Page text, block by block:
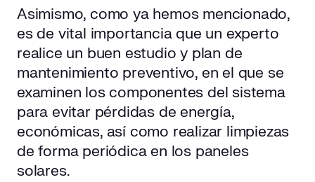
Asimismo, como ya hemos mencionado,
es de vital importancia que un experto
realice un buen estudio y plan de
mantenimiento preventivo, en el que se
examinen los componentes del sistema
para evitar pérdidas de energía,
económicas, así como realizar limpiezas
de forma periódica en los paneles
solares.